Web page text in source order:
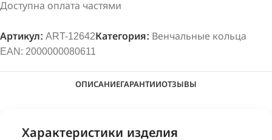
Доступна оплата частями
Артикул: ART-12642Категория: Венчальные кольца
EAN: 2000000080611
ОПИСАНИЕГАРАНТИИОТЗЫВЫ
Характеристики изделия